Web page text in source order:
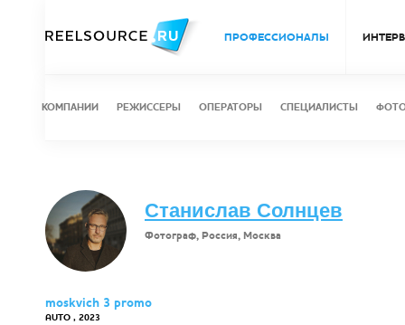
ПРОФЕССИОНАЛЫ
КОМПАНИИ РЕЖИССЕРЫ ОПЕРАТОРЫ СПЕЦИАЛИСТЫ
Станислав Солнцев
Фотограф, Россия, Москва
moskvich 3 promo
AUTO , 2023